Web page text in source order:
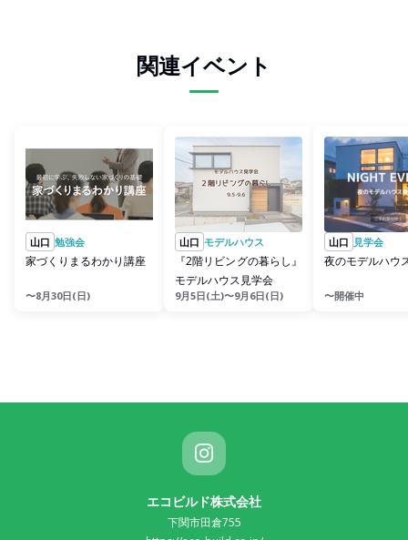
関連イベント
山口 勉強会
家づくりまるわかり講座
〜8月30日(日)
山口 モデルハウス
『2階リビングの暮らし』
モデルハウス見学会
9月5日(土)〜9月6日(日)
山口 見学会
夜のモデルハウ
〜開催中
エコビルド株式会社
下関市田倉755